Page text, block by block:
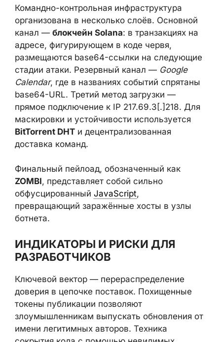
Командно-контрольная инфраструктура
организована в несколько слоёв. Основной
канал — блокчейн Solana: в транзакциях на
адресе, фигурирующем в коде червя,
размещаются base64-ссылки на следующие
стадии атаки. Резервный канал — Google
Calendar, где в названиях событий спрятаны
base64-URL. Третий метод загрузки —
прямое подключение к IP 217.69.3[.]218. Для
маскировки и устойчивости используется
BitTorrent DHT и децентрализованная
доставка команд.
Финальный пейлоад, обозначенный как
ZOMBI, представляет собой сильно
обфусцированный JavaScript,
превращающий заражённые хосты в узлы
ботнета.
ИНДИКАТОРЫ И РИСКИ ДЛЯ
РАЗРАБОТЧИКОВ
Ключевой вектор — перераспределение
доверия в цепочке поставок. Похищенные
токены публикации позволяют
злоумышленникам выпускать обновления от
имени легитимных авторов. Техника